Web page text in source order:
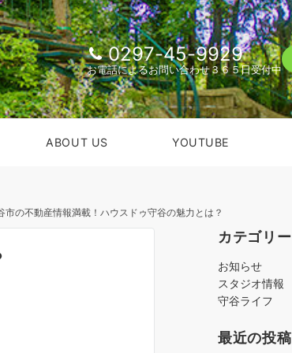
0297-45-9929
お電話によるお問い合わせ３６５日受付中
ABOUT US YOUTUBE
市の不動産情報満載！ハウスドゥ守谷の魅力とは？
カテゴリー
お知らせ
スタジオ情報
守谷ライフ
最近の投稿